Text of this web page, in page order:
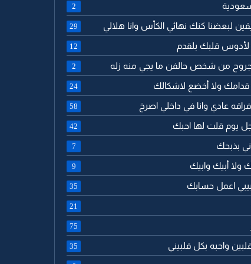
سعودية 2
لبعضنا كنك نهائي الكأس وانا هلالي 29
قلبك بلقدم 12
من شخص حالفن ما يجي منه زله 2
قدامك ولا أخضع لاشكالك 24
فراقه عادي وانا في داخلي اصرخ 58
يوم قلت لها احبك 42
بذبحك 7
ولا أبيك وابيك 9
حبيبي اعمل حسابك 35
21
75
واحبه بكل قلبيني 35